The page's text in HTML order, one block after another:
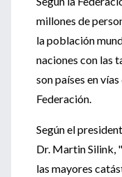
millones de
la población
naciones con las
son países en
Federación.
Según el
Dr. Martin Silink,
las mayores